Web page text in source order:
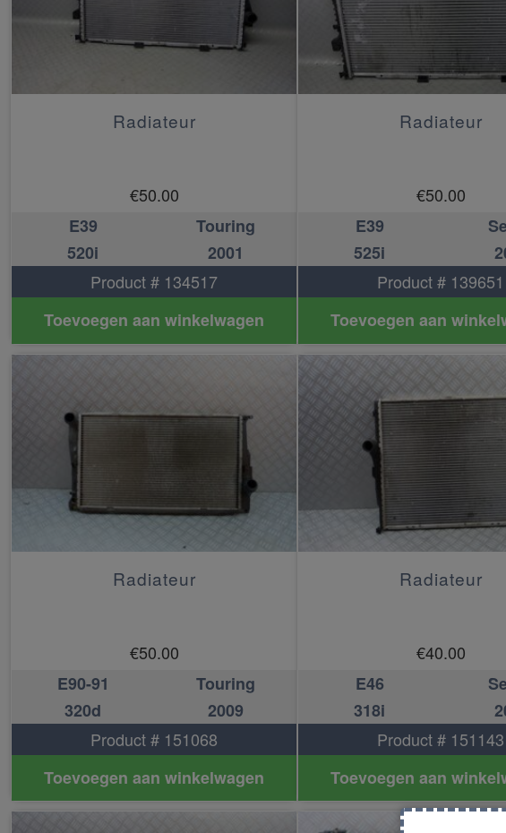
Radiateur
€50.00
E39
Touring
520i
2001
Product # 134517
Toevoegen aan winkelwagen
Radiateur
€50.00
E39
525i
Product # 139651
Toevoegen aan
Radiateur
€50.00
E90-91
Touring
320d
2009
Product # 151068
Toevoegen aan winkelwagen
Radiateur
€40.00
E46
318i
Product # 151143
Toevoegen aan